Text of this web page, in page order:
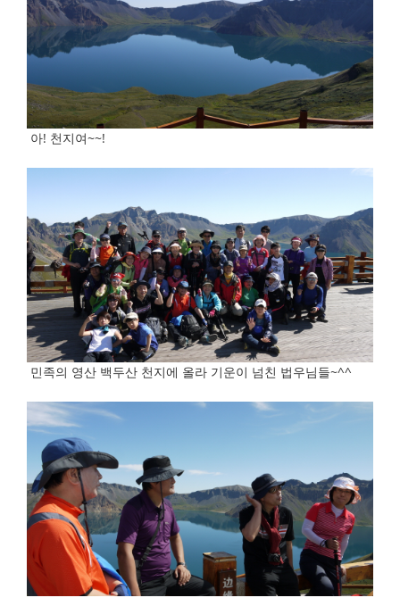
아! 천지여~~!
민족의 영산 백두산 천지에 올라 기운이 넘친 법우님들~^^